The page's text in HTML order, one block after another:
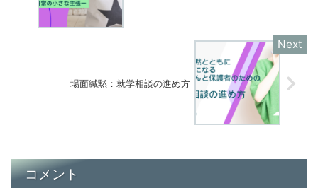
場面緘黙：就学相談の進め方
コメント